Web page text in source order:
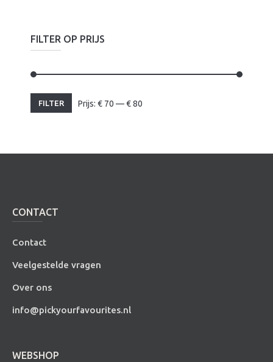
FILTER OP PRIJS
Min.
prijs
Max.
prijs
FILTER Prijs: € 70 —€80
CONTACT
Contact
Veelgestelde vragen
Over ons
info@pickyourfavourites.nl
WEBSHOP